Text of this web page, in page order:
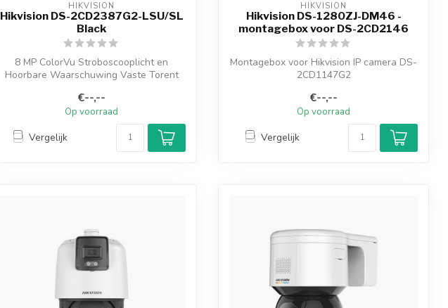
HIKVISION
Hikvision DS-2CD2387G2-LSU/SL
Black
8 MP ColorVu Stroboscooplicht en
Hoorbare Waarschuwing Vaste Torent
€--,--
Op voorraad
Vergelijk
HIKVISION
Hikvision DS-1280ZJ-DM46 -
montagebox voor DS-2CD2146
Montagebox voor Hikvision IP camera DS-
2CD1147G2
€--,--
Op voorraad
Vergelijk